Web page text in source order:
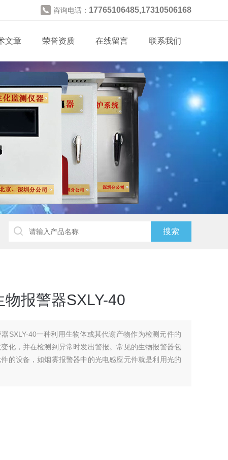
咨询电话： 17765106485,17310506168
文章 荣誉资质 在线留言 联系我们
报警器SXLY-40
SXLY-40一种利用生物体或其代谢产物作为检测元件的
化，并在检测到异常时发出警报。常见的生物报警器包
的设备，如烟雾报警器中的光电感应元件就是利用光的